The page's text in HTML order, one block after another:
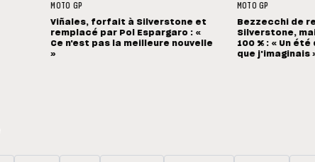
MOTO GP
Viñales, forfait à Silverstone et
remplacé par Pol Espargaro : «
Ce n'est pas la meilleure nouvelle
»
MOTO GP
Bezzecchi de
Silverstone,
100 % : « Un
que j'imaginais